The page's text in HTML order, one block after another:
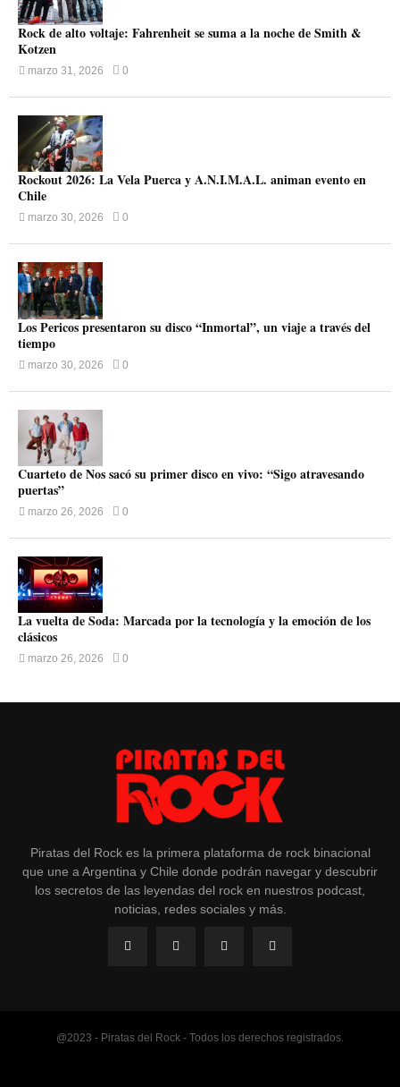
Rock de alto voltaje: Fahrenheit se suma a la noche de Smith &
Kotzen
marzo 31, 2026 0
Rockout 2026: La Vela Puerca y A.N.I.M.A.L. animan evento en
Chile
marzo 30, 2026 0
Los Pericos presentaron su disco “Inmortal”, un viaje a través del
tiempo
marzo 30, 2026 0
Cuarteto de Nos sacó su primer disco en vivo: “Sigo atravesando
puertas”
marzo 26, 2026 0
La vuelta de Soda: Marcada por la tecnología y la emoción de los
clásicos
marzo 26, 2026 0
Piratas del Rock es la primera plataforma de rock binacional
que une a Argentina y Chile donde podrán navegar y descubrir
los secretos de las leyendas del rock en nuestros podcast,
noticias, redes sociales y más.
@2023 - Piratas del Rock - Todos los derechos registrados.